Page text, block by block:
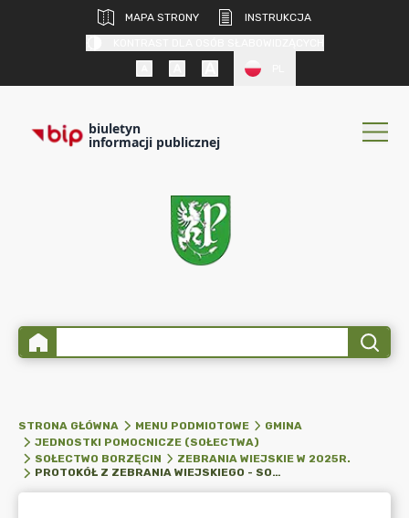
MAPA STRONY
INSTRUKCJA
biuletyn
informacji publicznej
STRONA GŁÓWNA MENU PODMIOTOWE
GMINA
JEDNOSTKI POMOCNICZE (SOŁECTWA)
SOŁECTWO BORZĘCIN
ZEBRANIA WIEJSKIE W 2025R.
PROTOKÓŁ Z ZEBRANIA WIEJSKIEGO - SOŁECTWO BORZĘCIN Z DNIA 01.08.2025R.